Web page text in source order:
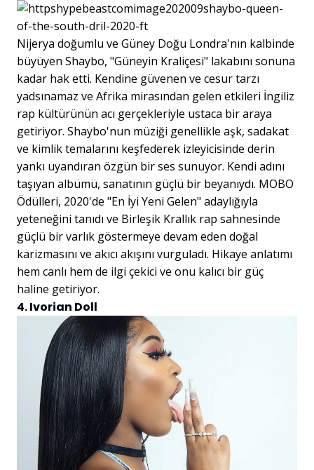
Nijerya doğumlu ve Güney Doğu Londra'nın kalbinde
büyüyen Shaybo, "Güneyin Kraliçesi" lakabını sonuna
kadar hak etti. Kendine güvenen ve cesur tarzı
yadsınamaz ve Afrika mirasından gelen etkileri İngiliz
rap kültürünün acı gerçekleriyle ustaca bir araya
getiriyor. Shaybo'nun müziği genellikle aşk, sadakat
ve kimlik temalarını keşfederek izleyicisinde derin
yankı uyandıran özgün bir ses sunuyor. Kendi adını
taşıyan albümü, sanatının güçlü bir beyanıydı. MOBO
Ödülleri, 2020'de "En İyi Yeni Gelen" adaylığıyla
yeteneğini tanıdı ve Birleşik Krallık rap sahnesinde
güçlü bir varlık göstermeye devam eden doğal
karizmasını ve akıcı akışını vurguladı. Hikaye anlatımı
hem canlı hem de ilgi çekici ve onu kalıcı bir güç
haline getiriyor.
4. Ivorian Doll